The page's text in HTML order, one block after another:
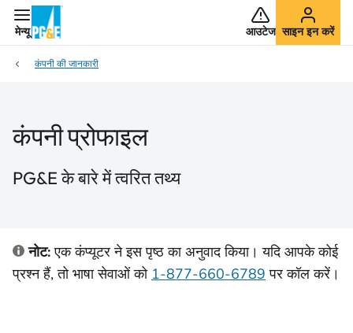
मेन्यू आउटेज साइन इन करें
कंपनी की जानकारी
कंपनी प्रोफाइल
PG&E के बारे में त्वरित तथ्य
नोट:एक कंप्यूटर ने इस पृष्ठ का अनुवाद किया। यदि आपके कोई
प्रश्न हैं, तो भाषा सेवाओं को 1-877-660-6789 पर कॉल करें।